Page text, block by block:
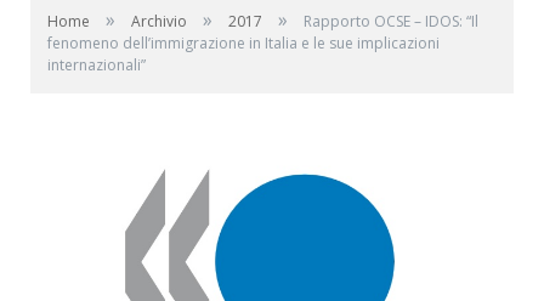
Home » Archivio » 2017 »
Rapporto OCSE – IDOS: “Il
fenomeno dell’immigrazione in Italia e le sue implicazioni
internazionali”